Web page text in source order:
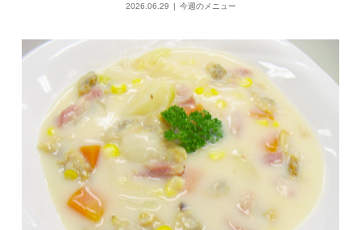
2026.06.29 今週のメニュー